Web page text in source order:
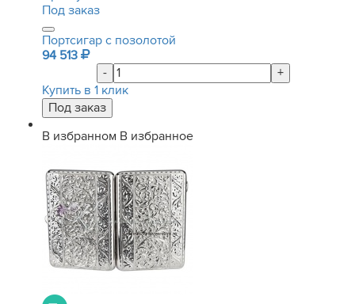
Под заказ
Портсигар с позолотой
94 513
-
+
Купить в 1 клик
В избранном В избранное